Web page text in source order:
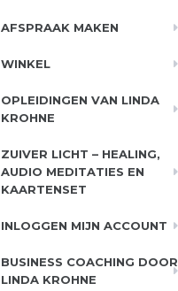
AFSPRAAK MAKEN
WINKEL
OPLEIDINGEN VAN LINDA
KROHNE
ZUIVER LICHT – HEALING,
AUDIO MEDITATIES EN
KAARTENSET
INLOGGEN MIJN ACCOUNT
BUSINESS COACHING DOOR
LINDA KROHNE